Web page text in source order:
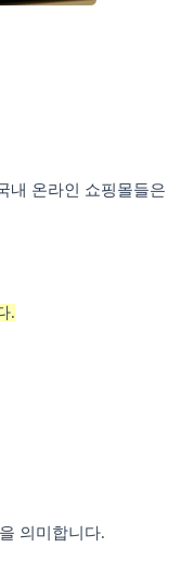
내 온라인 쇼핑몰들은
.
의미합니다.